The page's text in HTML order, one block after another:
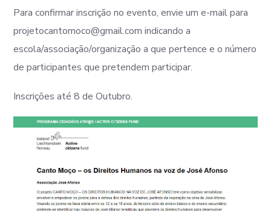
Para confirmar inscrição no evento, envie um e-mail para
projetocantomoco@gmail.com indicando a
escola/associação/organização a que pertence e o número
de participantes que pretendem participar.
Inscrições até 8 de Outubro.